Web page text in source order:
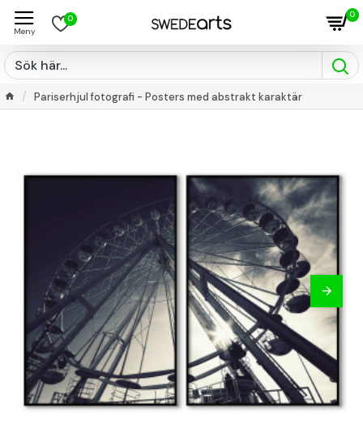
0 0
Pariserhjul fotografi - Posters med abstrakt karaktär